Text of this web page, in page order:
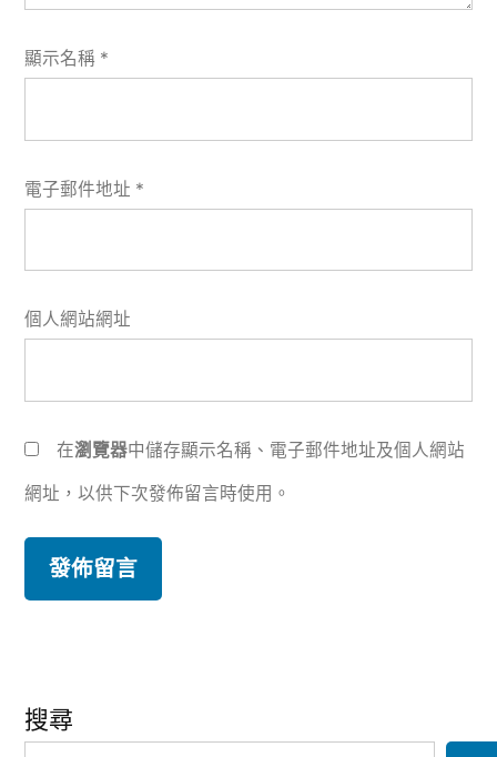
顯示名稱 *
電子郵件地址 *
個人網站網址
在瀏覽器中儲存顯示名稱、電子郵件地址及個人網站
網址，以供下次發佈留言時使用。
搜尋